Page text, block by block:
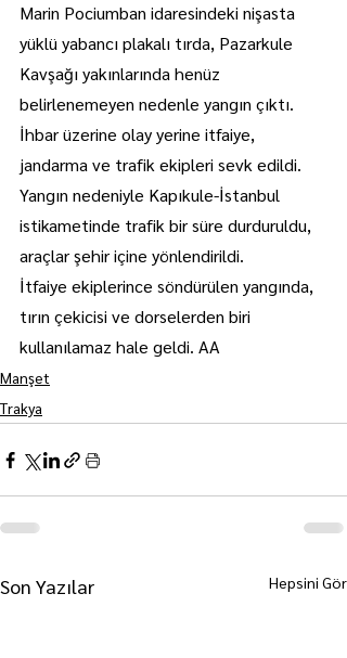
Marin Pociumban idaresindeki nişasta
yüklü yabancı plakalı tırda, Pazarkule
Kavşağı yakınlarında henüz
belirlenemeyen nedenle yangın çıktı.
İhbar üzerine olay yerine itfaiye,
jandarma ve trafik ekipleri sevk edildi.
Yangın nedeniyle Kapıkule-İstanbul
istikametinde trafik bir süre durduruldu,
araçlar şehir içine yönlendirildi.
İtfaiye ekiplerince söndürülen yangında,
tırın çekicisi ve dorselerden biri
kullanılamaz hale geldi. AA
Manşet
Trakya
Son Yazılar Hepsini Gör